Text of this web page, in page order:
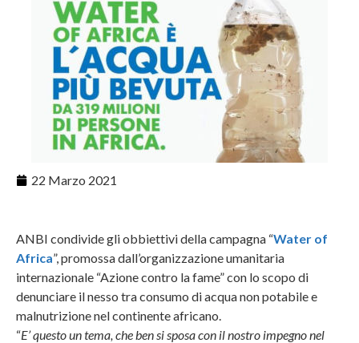
22 Marzo 2021
ANBI condivide gli obbiettivi della campagna “Water of
Africa”, promossa dall’organizzazione umanitaria
internazionale “Azione contro la fame” con lo scopo di
denunciare il nesso tra consumo di acqua non potabile e
malnutrizione nel continente africano.
“E’ questo un tema, che ben si sposa con il nostro impegno nel